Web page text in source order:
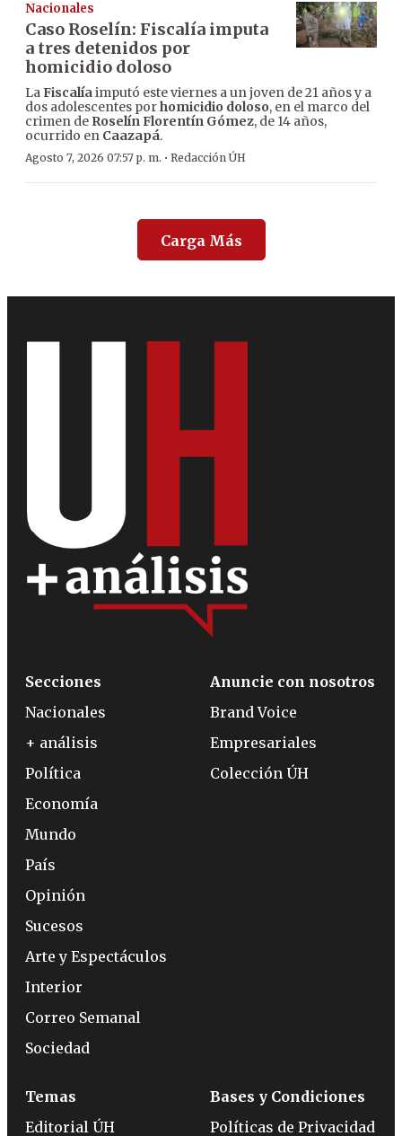
Nacionales
Caso Roselín: Fiscalía imputa
a tres detenidos por
homicidio doloso
LaFiscalíaimputó este viernes a un joven de 21 años y a
dos adolescentes porhomicidio doloso, en el marco del
crimen de Roselín Florentín Gómez, de 14 años,
ocurrido en Caazapá.
Agosto 7, 2026 07:57 p. m. · Redacción ÚH
Carga Más
Secciones
Nacionales
+ análisis
Política
Economía
Mundo
País
Opinión
Sucesos
Arte y Espectáculos
Interior
Correo Semanal
Sociedad
Anuncie con nosotros
Brand Voice
Empresariales
Colección ÚH
Temas
Editorial ÚH
Bases y Condiciones
Políticas de Privacidad